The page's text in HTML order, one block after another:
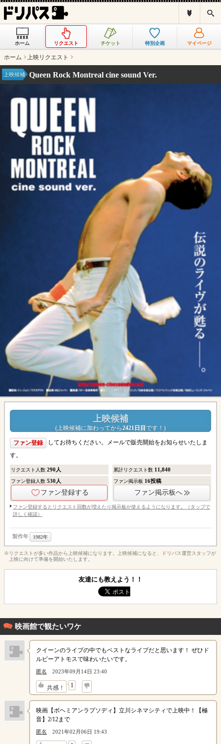
ス
ホーム リクエスト チケット 特別企画 マイページ
ホーム 上映リクエスト
Queen Rock Montreal cine sound Ver.
上映候補
上映候補
(上映候補に加わってから2421日目 です！ )
ファン登録
してお待ちください。メールで販売開始をお知らせいたしま
す。
リクエスト人数 290 人 累計リクエスト数 11,840
ファン登録人数 530 人
ファン登録する
ファン掲示板 16投稿
ファン掲示板へ
ファン登録するとリクエスト回数が増えたり掲示板が使えるようになります。（タップで
詳しく確認）
製作年 1982年
※リクエストが多い作品から上映候補になります。上映候補になると、ドリパス運営スタッフが
上映に向けて準備を開始いたします。
友達にも教えよう！！
映画館で観たいワケ
クイーンのライブの中でもベストなライブだと思います！ ぜひド
ルビーアトモスで味わいたいです。
匿名 2023年09月14日 23:40
共感！ 1
↓
映画【ボヘミアンラプソディ】立川シネマシティで上映中！【極
音】2/12まで
匿名 2021年02月06日 19:43